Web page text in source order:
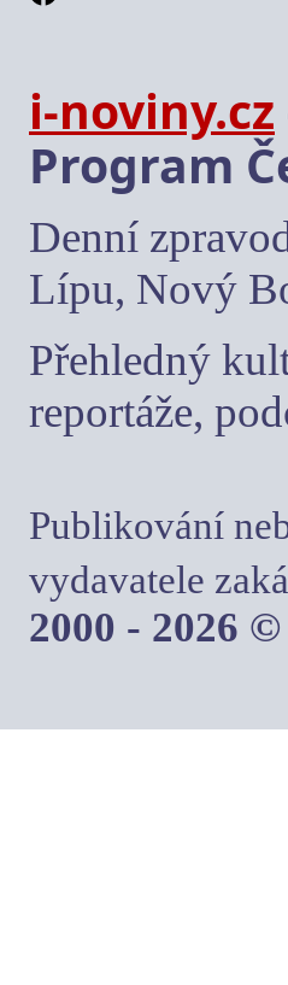
i-noviny.cz
Program
Denní
Lípu, Nový
Přehledný
reportáže,
Publikování
vydavatele
2000 - 2026